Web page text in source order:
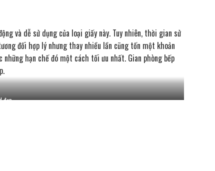
và dễ sử dụng của loại giấy này. Tuy nhiên, thời gian sử
đối hợp lý nhưng thay nhiều lần cũng tốn một khoản
hạn chế đó một cách tối ưu nhất. Gian phòng bếp
đẹp